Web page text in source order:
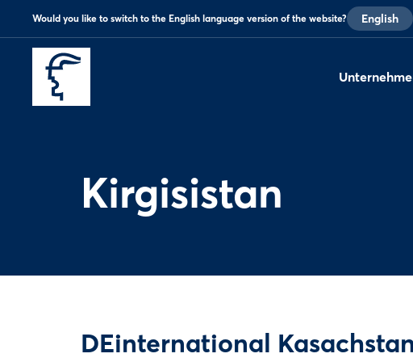
Would you like to switch to the English language version of the website? English
Kirgisistan
DEinternational